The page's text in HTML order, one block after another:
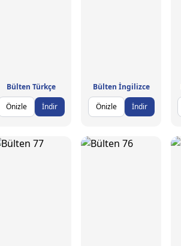
Bülten Türkçe
Önizle
İndir
Bülten İngilizce
Önizle
İndir